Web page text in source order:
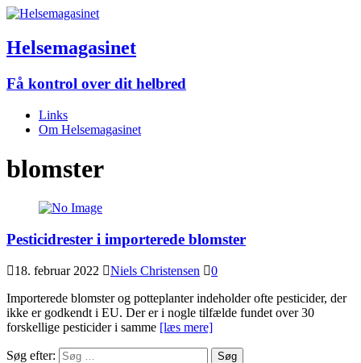
Helsemagasinet
Få kontrol over dit helbred
Links
Om Helsemagasinet
blomster
Pesticidrester i importerede blomster
18. februar 2022 Niels Christensen
0
Importerede blomster og potteplanter indeholder ofte pesticider, der
ikke er godkendt i EU. Der er i nogle tilfælde fundet over 30
forskellige pesticider i samme [læs mere]
Søg efter: